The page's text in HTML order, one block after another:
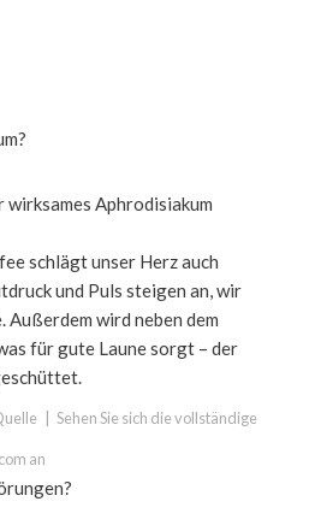
Aphrodisiakum
schlägt unser Herz auch
und Puls steigen an, wir
Außerdem wird neben dem
für gute Laune sorgt – der
Sehen Sie sich die vollständige
an